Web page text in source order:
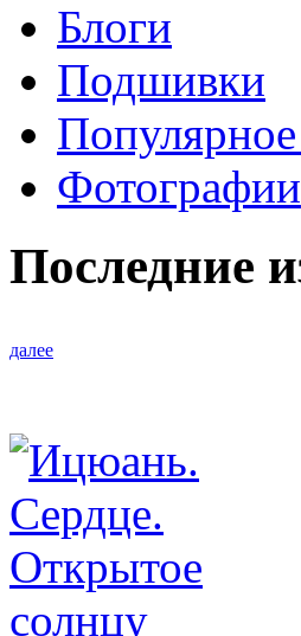
Блоги
Подшивки
Фотографии
Последние
далее